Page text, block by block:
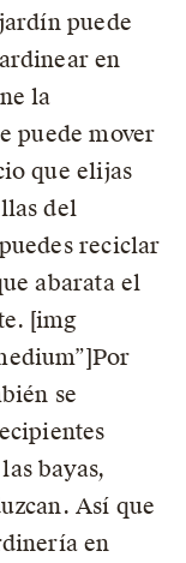
puede
en
la
puede mover
que elijas
del
reciclar
abarata el
[img
se
bayas,
Así que
en